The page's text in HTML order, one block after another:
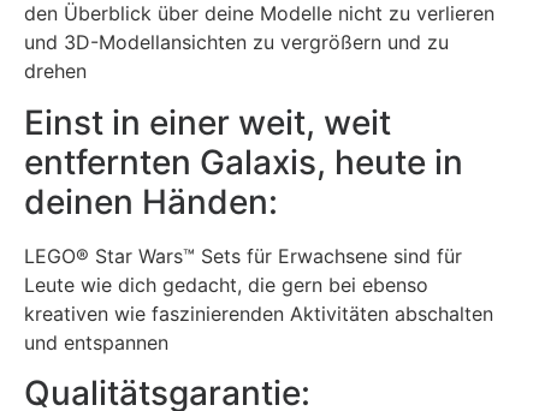
den Überblick über deine Modelle nicht zu verlieren
und 3D-Modellansichten zu vergrößern und zu
drehen
Einst in einer weit, weit
entfernten Galaxis, heute in
deinen Händen:
LEGO® Star Wars™ Sets für Erwachsene sind für
Leute wie dich gedacht, die gern bei ebenso
kreativen wie faszinierenden Aktivitäten abschalten
und entspannen
Qualitätsgarantie: